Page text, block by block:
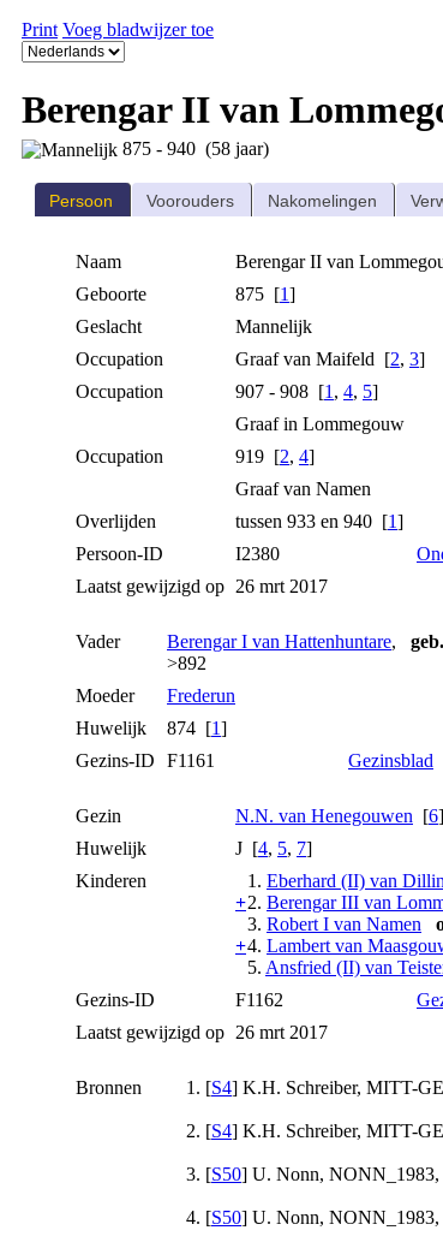
Print Voeg bladwijzer toe
Berengar II van
875 - 940 (58 jaar)
Persoon Voorouders Nakomelingen
Naam Berengar II van
Geboorte
875 [1]
Geslacht
Mannelijk
Occupation
Graaf van Maifeld [2, 3]
Occupation
907 - 908 [1, 4, 5]
Graaf in Lommegouw
Occupation
919 [2, 4]
Graaf van Namen
Overlijden
tussen 933 en 940 [1]
Persoon-ID
I2380
Laatst gewijzigd op 26 mrt 2017
Vader Berengar I van Hattenhuntare, geb.
>892
Moeder
Frederun
Huwelijk
874 [1]
Gezins-ID
F1161 Gezinsblad
Gezin N.N. van Henegouwen [6]
Huwelijk
J [4, 5, 7]
Kinderen
1. Eberhard (II) van
+2. Berengar III van
3. Robert I van Namen
+4. Lambert van
5. Ansfried (II) van
Gezins-ID
F1162
Laatst gewijzigd op 26 mrt 2017
Bronnen [S4] K.H. Schreiber, MITT-
[S4] K.H. Schreiber, MITT-
[S50] U. Nonn, NONN_1983,
[S50] U. Nonn, NONN_1983,